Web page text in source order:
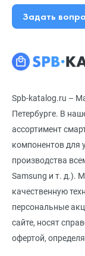
Spb-katalog.ru –
Петербурге. В
ассортимент
компонентов для
производства
Samsung и т. д.).
качественную
персональные
сайте, носят
офертой,
Задать